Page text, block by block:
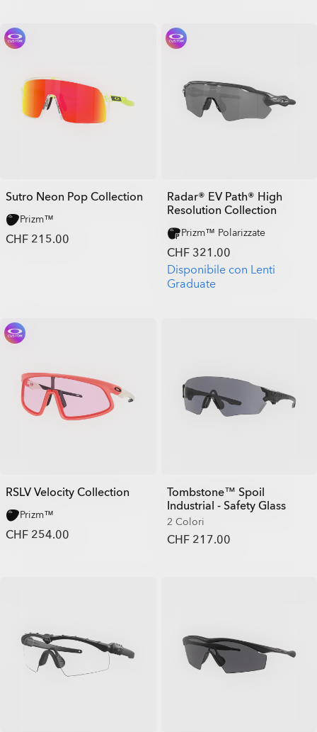
Sutro Neon Pop Collection
Prizm™
CHF 215.00
Radar® EV Path® High
Resolution Collection
Prizm™ Polarizzate
CHF 321.00
Disponibile con Lenti
Graduate
RSLV Velocity Collection
Prizm™
CHF 254.00
Tombstone™ Spoil
Industrial - Safety Glass
2 Colori
CHF 217.00